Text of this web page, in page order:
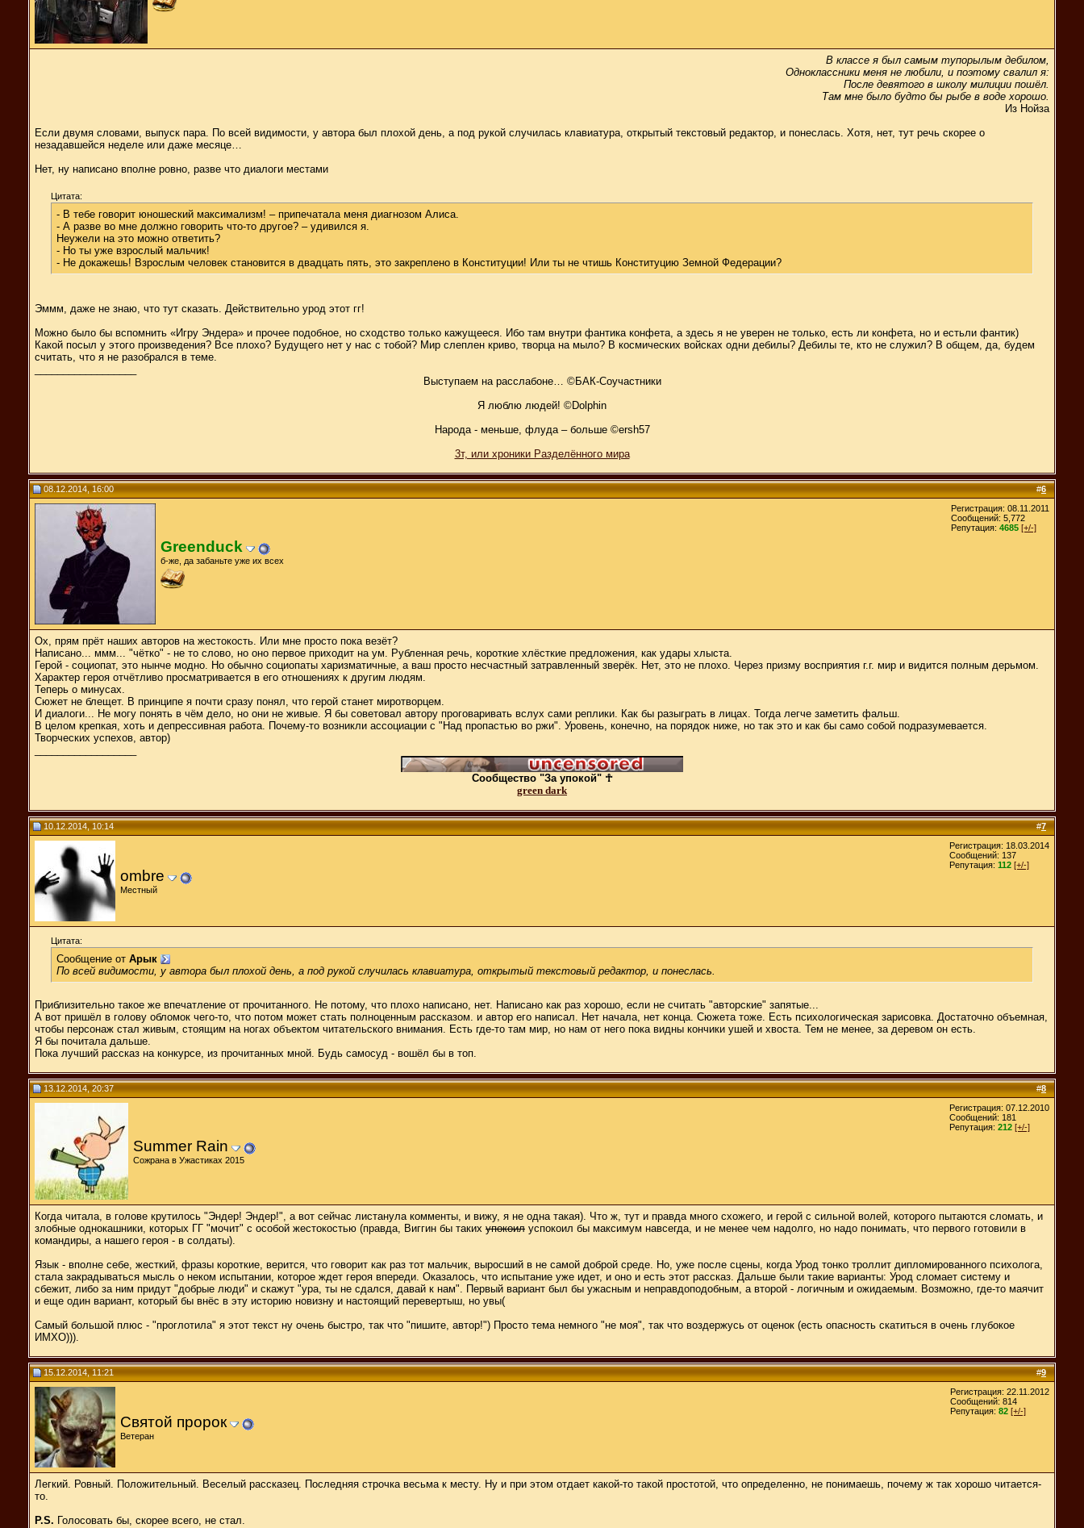
В классе я был самым тупорылым дебилом,
Одноклассники меня не любили, и поэтому свалил я:
После девятого в школу милиции пошёл.
Там мне было будто бы рыбе в воде хорошо.
Из Нойза
Если двумя словами, выпуск пара. По всей видимости, у автора был плохой день, а под рукой случилась клавиатура, открытый текстовый редактор, и понеслась. Хотя, нет, тут речь скорее о
незадавшейся неделе или даже месяце…
Нет, ну написано вполне ровно, разве что диалоги местами
Цитата:
- В тебе говорит юношеский максимализм! – припечатала меня диагнозом Алиса.
- А разве во мне должно говорить что-то другое? – удивился я.
Неужели на это можно ответить?
- Но ты уже взрослый мальчик!
- Не докажешь! Взрослым человек становится в двадцать пять, это закреплено в Конституции! Или ты не чтишь Конституцию Земной Федерации?
Эммм, даже не знаю, что тут сказать. Действительно урод этот гг!
Можно было бы вспомнить «Игру Эндера» и прочее подобное, но сходство только кажущееся. Ибо там внутри фантика конфета, а здесь я не уверен не только, есть ли конфета, но и естьли фантик)
Какой посыл у этого произведения? Все плохо? Будущего нет у нас с тобой? Мир слеплен криво, творца на мыло? В космических войсках одни дебилы? Дебилы те, кто не служил? В общем, да, будем
считать, что я не разобрался в теме.
Выступаем на расслабоне… ©БАК-Соучастники
Я люблю людей! ©Dolphin
Народа - меньше, флуда – больше ©ersh57
3т, или хроники Разделённого мира
#6
08.12.2014, 16:00
Greenduck
б-же, да забаньте уже их всех
Регистрация: 08.11.2011
Сообщений: 5,772
Репутация: 4685 [+/-]
Ох, прям прёт наших авторов на жестокость. Или мне просто пока везёт?
Написано... ммм... "чётко" - не то слово, но оно первое приходит на ум. Рубленная речь, короткие хлёсткие предложения, как удары хлыста.
Герой - социопат, это нынче модно. Но обычно социопаты харизматичные, а ваш просто несчастный затравленный зверёк. Нет, это не плохо. Через призму восприятия г.г. мир и видится полным дерьмом.
Характер героя отчётливо просматривается в его отношениях к другим людям.
Теперь о минусах.
Сюжет не блещет. В принципе я почти сразу понял, что герой станет миротворцем.
И диалоги... Не могу понять в чём дело, но они не живые. Я бы советовал автору проговаривать вслух сами реплики. Как бы разыграть в лицах. Тогда легче заметить фальш.
В целом крепкая, хоть и депрессивная работа. Почему-то возникли ассоциации с "Над пропастью во ржи". Уровень, конечно, на порядок ниже, но так это и как бы само собой подразумевается.
Творческих успехов, автор)
Сообщество "За упокой" ☥
green dark
#7
10.12.2014, 10:14
ombre
Местный
Регистрация: 18.03.2014
Сообщений: 137
Репутация: 112 [+/-]
Цитата:
Сообщение от Арык
По всей видимости, у автора был плохой день, а под рукой случилась клавиатура, открытый текстовый редактор, и понеслась.
Приблизительно такое же впечатление от прочитанного. Не потому, что плохо написано, нет. Написано как раз хорошо, если не считать "авторские" запятые...
А вот пришёл в голову обломок чего-то, что потом может стать полноценным рассказом. и автор его написал. Нет начала, нет конца. Сюжета тоже. Есть психологическая зарисовка. Достаточно объемная,
чтобы персонаж стал живым, стоящим на ногах объектом читательского внимания. Есть где-то там мир, но нам от него пока видны кончики ушей и хвоста. Тем не менее, за деревом он есть.
Я бы почитала дальше.
Пока лучший рассказ на конкурсе, из прочитанных мной. Будь самосуд - вошёл бы в топ.
#8
13.12.2014, 20:37
Summer Rain
Сожрана в Ужастиках 2015
Регистрация: 07.12.2010
Сообщений: 181
Репутация: 212 [+/-]
Когда читала, в голове крутилось "Эндер! Эндер!", а вот сейчас листанула комменты, и вижу, я не одна такая). Что ж, тут и правда много схожего, и герой с сильной волей, которого пытаются сломать, и
злобные однокашники, которых ГГ "мочит" с особой жестокостью (правда, Виггин бы таких упокоил успокоил бы максимум навсегда, и не менее чем надолго, но надо понимать, что первого готовили в
командиры, а нашего героя - в солдаты).
Язык - вполне себе, жесткий, фразы короткие, верится, что говорит как раз тот мальчик, выросший в не самой доброй среде. Но, уже после сцены, когда Урод тонко троллит дипломированного психолога,
стала закрадываться мысль о неком испытании, которое ждет героя впереди. Оказалось, что испытание уже идет, и оно и есть этот рассказ. Дальше были такие варианты: Урод сломает систему и
сбежит, либо за ним придут "добрые люди" и скажут "ура, ты не сдался, давай к нам". Первый вариант был бы ужасным и неправдоподобным, а второй - логичным и ожидаемым. Возможно, где-то маячит
и еще один вариант, который бы внёс в эту историю новизну и настоящий перевертыш, но увы(
Самый большой плюс - "проглотила" я этот текст ну очень быстро, так что "пишите, автор!") Просто тема немного "не моя", так что воздержусь от оценок (есть опасность скатиться в очень глубокое
ИМХО))).
#9
15.12.2014, 11:21
Святой пророк
Ветеран
Регистрация: 22.11.2012
Сообщений: 814
Репутация: 82 [+/-]
Легкий. Ровный. Положительный. Веселый рассказец. Последняя строчка весьма к месту. Ну и при этом отдает какой-то такой простотой, что определенно, не понимаешь, почему ж так хорошо читается-
то.
P.S. Голосовать бы, скорее всего, не стал.